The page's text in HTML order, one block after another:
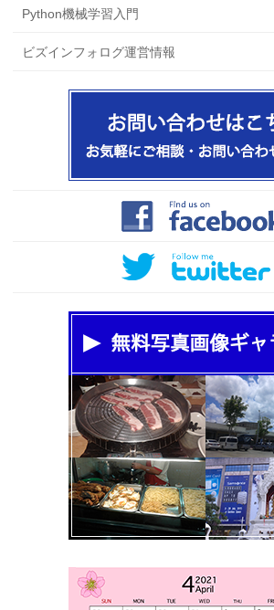
Python機械学習入門
ビズインフォログ運営情報